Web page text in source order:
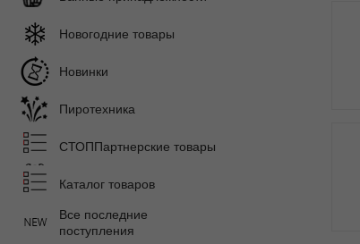
Новогодние товары
Новинки
Пиротехника
СТОППартнерские товары
Каталог товаров
Все последние
поступления